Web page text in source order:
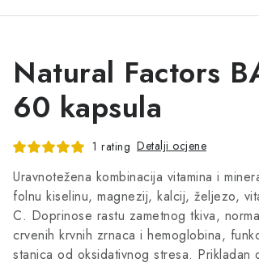
Natural Factors
60 kapsula
1 rating Detalji ocjene
Uravnotežena kombinacija vitamina i
folnu kiselinu, magnezij, kalcij, željezo,
C. Doprinose rastu zametnog tkiva,
crvenih krvnih zrnaca i hemoglobina,
stanica od oksidativnog stresa. Prikladan